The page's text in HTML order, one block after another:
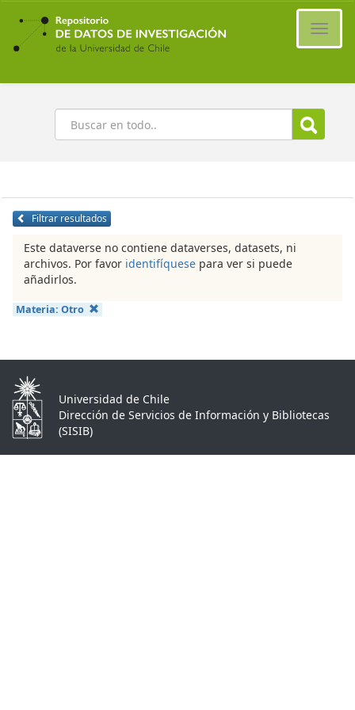
Ir
contenido
principal
Buscar
Filtrar resultados
Este dataverse no contiene dataverses, datasets, ni
archivos. Por favor identifíquese para ver si puede
añadirlos.
Materia: Otro
Universidad de Chile
Dirección de Servicios de Información y Bibliotecas
(SISIB)